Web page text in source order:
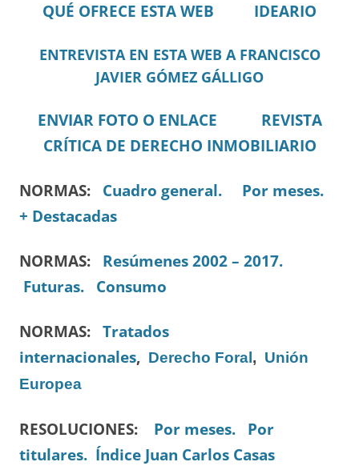
QUÉ OFRECE ESTA WEB IDEARIO
ENTREVISTA EN ESTA WEB A FRANCISCO
JAVIER GÓMEZ GÁLLIGO
ENVIAR FOTO O ENLACE
REVISTA
CRÍTICA DE DERECHO INMOBILIARIO
NORMAS: Cuadro general.
Por meses.
+ Destacadas
NORMAS: Resúmenes 2002 – 2017.
Futuras.
Consumo
NORMAS: Tratados
internacionales, Derecho Foral , Unión
Europea
RESOLUCIONES: Por meses.
Por
titulares. Índice Juan Carlos Casas